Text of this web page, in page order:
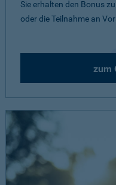
Sie erhalten den Bonus
oder die Teilnahme an
zum